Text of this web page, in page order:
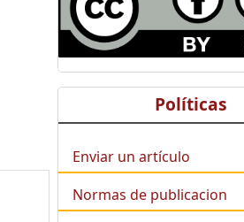
Políticas
Enviar un artículo
Normas de publicacion